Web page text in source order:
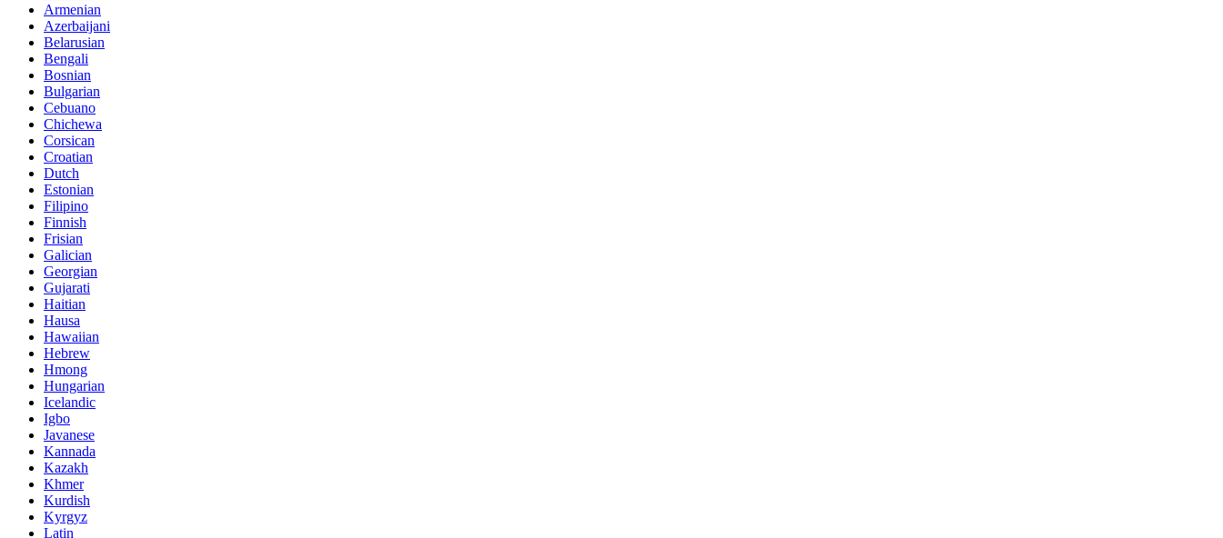
Armenian
Azerbaijani
Belarusian
Bengali
Bosnian
Bulgarian
Cebuano
Chichewa
Corsican
Croatian
Dutch
Estonian
Filipino
Finnish
Frisian
Galician
Georgian
Gujarati
Haitian
Hausa
Hawaiian
Hebrew
Hmong
Hungarian
Icelandic
Igbo
Javanese
Kannada
Kazakh
Khmer
Kurdish
Kyrgyz
Latin